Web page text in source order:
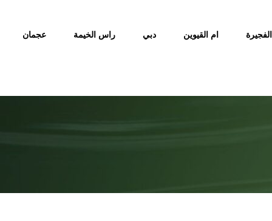
الفجيرة ام القيوين دبي راس الخيمة عجمان